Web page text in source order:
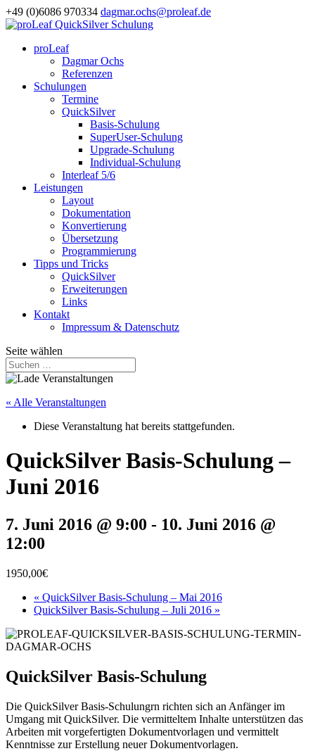
+49 (0)6086 970334 dagmar.ochs@proleaf.de
proLeaf
Dagmar Ochs
Referenzen
Schulungen
Termine
QuickSilver
Basis-Schulung
SuperUser-Schulung
Upgrade-Schulung
Individual-Schulung
Interleaf 5/6
Leistungen
Layout
Dokumentation
Konvertierung
Übersetzung
Programmierung
Tipps und Tricks
QuickSilver
Erweiterungen
Links
Kontakt
Impressum & Datenschutz
Seite wählen
« Alle Veranstaltungen
Diese Veranstaltung hat bereits stattgefunden.
QuickSilver Basis-Schulung –
Juni 2016
7. Juni 2016 @ 9:00 - 10. Juni 2016 @
12:00
1950,00€
« QuickSilver Basis-Schulung – Mai 2016
QuickSilver Basis-Schulung – Juli 2016 »
QuickSilver Basis-Schulung
Die QuickSilver Basis-Schulungrn richten sich an Anfänger im
Umgang mit QuickSilver. Die vermitteltem Inhalte unterstützen das
Arbeiten mit vorgefertigten Dokumentvorlagen und vermittelt
Kenntnisse zur Erstellung neuer Dokumentvorlagen.